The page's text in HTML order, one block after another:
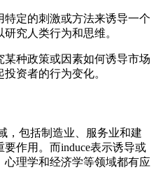
特定的刺激或方法来诱导一个
究人类行为和思维。
某种政策或因素如何诱导市场
资者的行为变化。
，包括制造业、服务业和建
作用。而induce表示诱导或
理学和经济学等领域都有应